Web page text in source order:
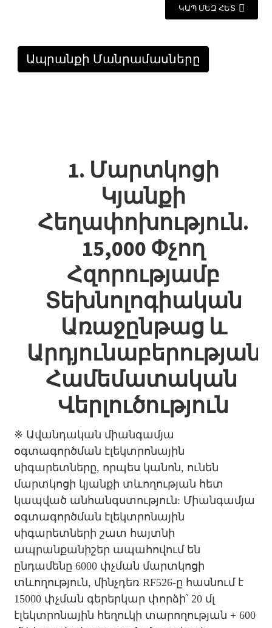
ԿԱՊ ՄԵԶ ՀԵՏ
Ապրանքի Մանրամասները
1. Մարտկոցի
Կյանքի
Հեղափոխություն.
15,000 Փչող
Հզորությամբ
Տեխնոլոգիական
Առաջընթաց ԵՒ
Արդյունաբերության
Համեմատական ​​
Վերլուծություն
※ Ավանդական միանգամյա
օգտագործման էլեկտրոնային
սիգարետները, որպես կանոն, ունեն
մարտկոցի կյանքի տևողության հետ
կապված անհանգստություն: Միանգամյա
օգտագործման էլեկտրոնային
սիգարետների շատ հայտնի
ապրանքանիշեր ապահովում են
ընդամենը 6000 փչման մարտկոցի
տևողություն, մինչդեռ RF526-ը հասնում է
15000 փչման գերերկար փորձի՝ 20 մլ
էլեկտրոնային հեղուկի տարողության + 600